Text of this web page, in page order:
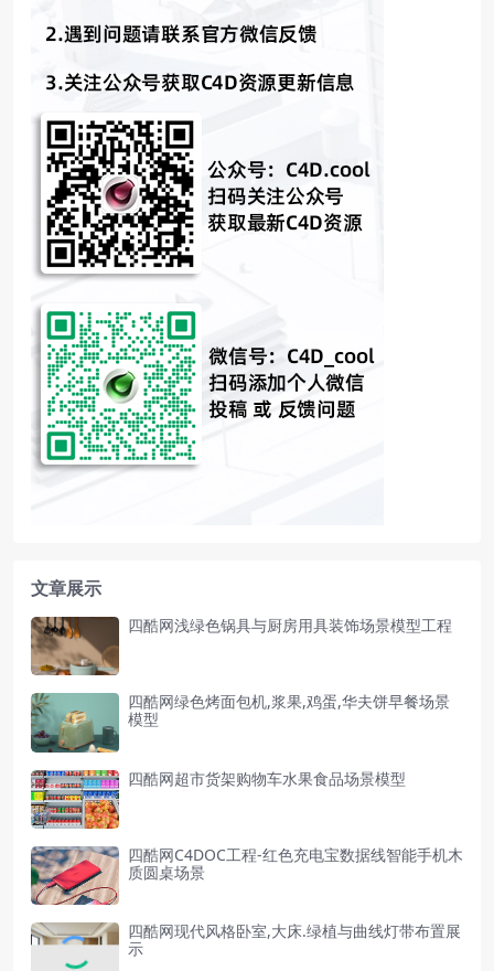
文章展示
四酷网浅绿色锅具与厨房用具装饰场景模型工程
四酷网绿色烤面包机,浆果,鸡蛋,华夫饼早餐场景
模型
四酷网超市货架购物车水果食品场景模型
四酷网C4DOC工程-红色充电宝数据线智能手机木
质圆桌场景
四酷网现代风格卧室,大床.绿植与曲线灯带布置展
示